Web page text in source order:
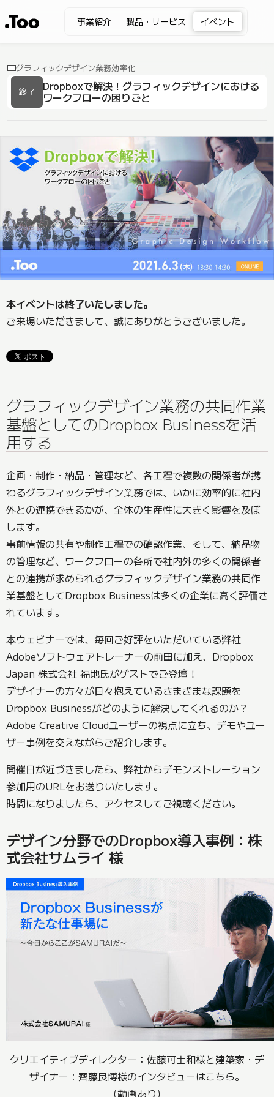
事業紹介 製品・サービス イベント
グラフィックデザイン業務効率化
終了 Dropboxで解決！グラフィックデザインにおける
ワークフローの困りごと
本イベントは終了いたしました。
ご来場いただきまして、誠にありがとうございました。
グラフィックデザイン業務の共同作業
基盤としてのDropbox Businessを活
用する
企画・制作・納品・管理など、各工程で複数の関係者が携
わるグラフィックデザイン業務では、いかに効率的に社内
外との連携できるかが、全体の生産性に大きく影響を及ぼ
します。
事前情報の共有や制作工程での確認作業、そして、納品物
の管理など、ワークフローの各所で社内外の多くの関係者
との連携が求められるグラフィックデザイン業務の共同作
業基盤としてDropbox Businessは多くの企業に高く評価さ
れています。
本ウェビナーでは、毎回ご好評をいただいている弊社
Adobeソフトウェアトレーナーの前田に加え、Dropbox
Japan 株式会社 福地氏がゲストでご登壇！
デザイナーの方々が日々抱えているさまざまな課題を
Dropbox Businessがどのように解決してくれるのか？
Adobe Creative Cloudユーザーの視点に立ち、デモやユー
ザー事例を交えながらご紹介します。
開催日が近づきましたら、弊社からデモンストレーション
参加用のURLをお送りいたします。
時間になりましたら、アクセスしてご視聴ください。
デザイン分野でのDropbox導入事例：株
式会社サムライ 様
クリエイティブディレクター：佐藤可士和様と建築家・デ
ザイナー：齊藤良博様のインタビューはこちら。
（動画あり）